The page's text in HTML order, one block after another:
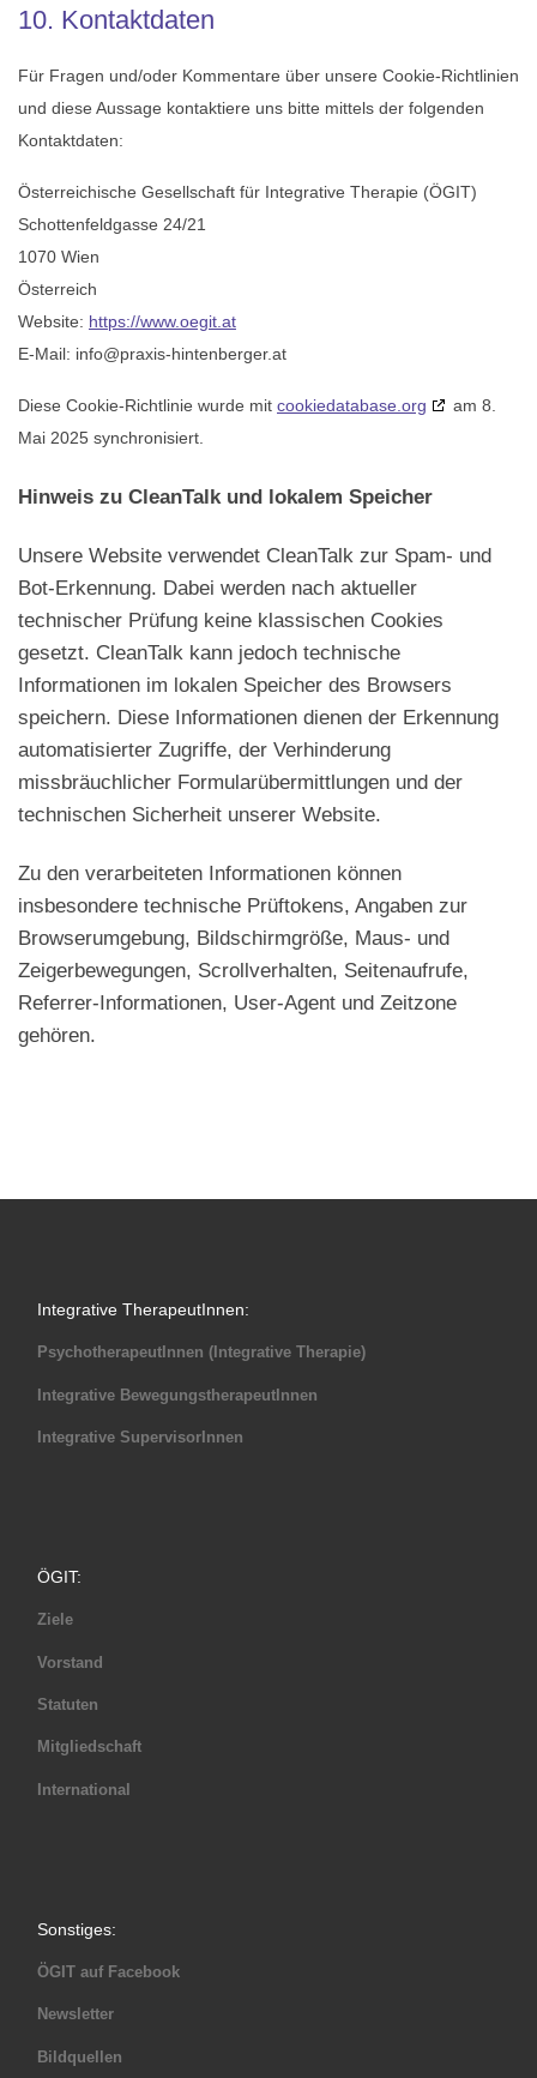
10. Kontaktdaten
Für Fragen und/oder Kommentare über unsere Cookie-Richtlinien
und diese Aussage kontaktiere uns bitte mittels der folgenden
Kontaktdaten:
Österreichische Gesellschaft für Integrative Therapie (ÖGIT)
Schottenfeldgasse 24/21
1070 Wien
Österreich
Website: https://www.oegit.at
E-Mail: info@praxis-hintenberger.at
Diese Cookie-Richtlinie wurde mit cookiedatabase.org
am 8.
Mai 2025 synchronisiert.
Hinweis zu CleanTalk und lokalem Speicher
Unsere Website verwendet CleanTalk zur Spam- und
Bot-Erkennung. Dabei werden nach aktueller
technischer Prüfung keine klassischen Cookies
gesetzt. CleanTalk kann jedoch technische
Informationen im lokalen Speicher des Browsers
speichern. Diese Informationen dienen der Erkennung
automatisierter Zugriffe, der Verhinderung
missbräuchlicher Formularübermittlungen und der
technischen Sicherheit unserer Website.
Zu den verarbeiteten Informationen können
insbesondere technische Prüftokens, Angaben zur
Browserumgebung, Bildschirmgröße, Maus- und
Zeigerbewegungen, Scrollverhalten, Seitenaufrufe,
Referrer-Informationen, User-Agent und Zeitzone
gehören.
Integrative TherapeutInnen:
PsychotherapeutInnen (Integrative Therapie)
Integrative BewegungstherapeutInnen
Integrative SupervisorInnen
ÖGIT:
Ziele
Vorstand
Statuten
Mitgliedschaft
International
Sonstiges:
ÖGIT auf Facebook
Newsletter
Bildquellen